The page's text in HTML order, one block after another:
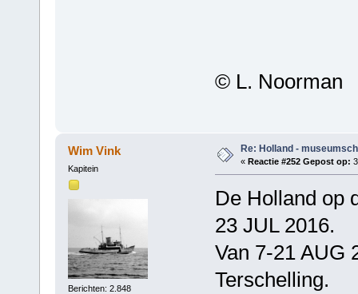
© L. Noorman
Wim Vink
Kapitein
Berichten: 2.848
Re: Holland -
« Reactie #252 Gepost op:
De Holland op
23 JUL 2016.
Van 7-21 AUG
Terschelling.